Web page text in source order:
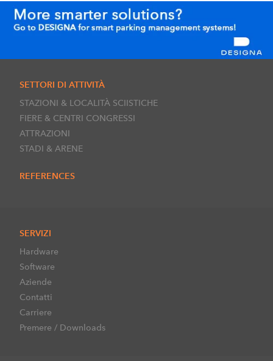
SETTORI DI ATTIVITÀ
STAZIONI & LOCALITÀ SCIISTICHE
FIERE & CENTRI CONGRESSI
ATTRAZIONI
STADI & ARENE
REFERENCES
SERVIZI
Hardware
Software
Aziende
Contatti
Carriere
Premere / Downloads